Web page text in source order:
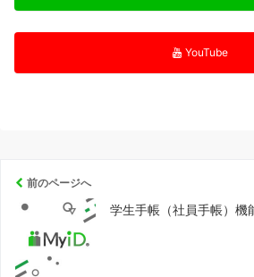
YouTube
前のページへ
学生手帳（社員手帳）機